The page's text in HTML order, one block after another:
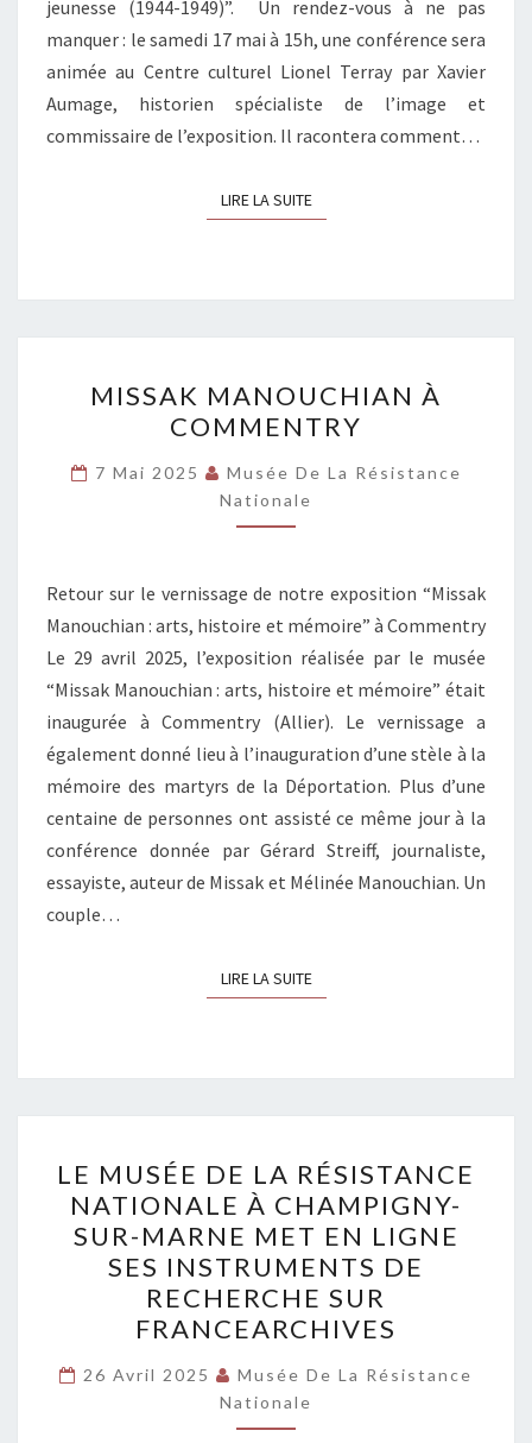
jeunesse (1944-1949)”. Un rendez-vous à ne pas
manquer : le samedi 17 mai à 15h, une conférence sera
animée au Centre culturel Lionel Terray par Xavier
Aumage, historien spécialiste de l’image et
commissaire de l’exposition. Il racontera comment…
LIRE LA SUITELIRE LA SUITE
MANOUCHIAN
À
COMMENTRY
MISSAK MANOUCHIAN À
COMMENTRY
7 Mai 2025
Musée De La Résistance
Nationale
Retour sur le vernissage de notre exposition “Missak
Manouchian : arts, histoire et mémoire” à Commentry
Le 29 avril 2025, l’exposition réalisée par le musée
“Missak Manouchian : arts, histoire et mémoire” était
inaugurée à Commentry (Allier). Le vernissage a
également donné lieu à l’inauguration d’une stèle à la
mémoire des martyrs de la Déportation. Plus d’une
centaine de personnes ont assisté ce même jour à la
conférence donnée par Gérard Streiff, journaliste,
essayiste, auteur de Missak et Mélinée Manouchian. Un
couple…
LIRE LA SUITELIRE LA SUITE
MUSÉE
DE
LA
RÉSISTANCE
NATIONALE
À
CHAMPIGNY-
SUR-
LE MUSÉE DE LA RÉSISTANCE
NATIONALE À CHAMPIGNY-
SUR-MARNE MET EN LIGNE
SES INSTRUMENTS DE
RECHERCHE SUR
FRANCEARCHIVES
26 Avril 2025
Musée De La Résistance
Nationale